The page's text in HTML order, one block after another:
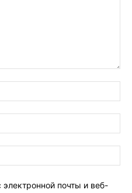
почты и веб-